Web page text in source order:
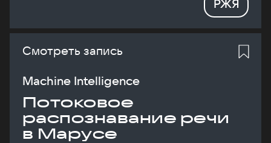
РЖЯ
Смотреть запись
Machine Intelligence
Потоковое
распознавание речи
в Марусе